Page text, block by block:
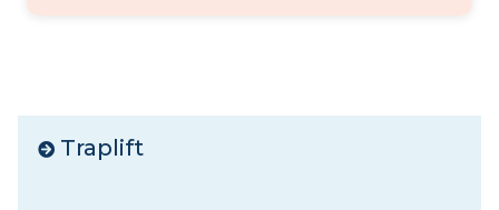
Traplift